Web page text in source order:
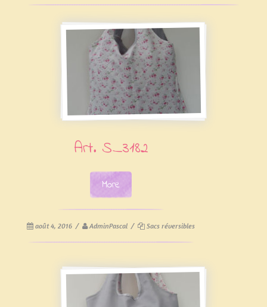
Art. S_3182
More
août 4, 2016 / AdminPascal / Sacs réversibles